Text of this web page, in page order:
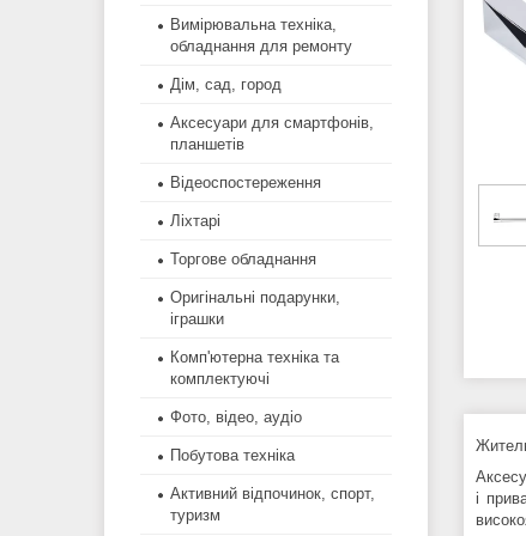
і
Вимірювальна техніка,
обладнання для ремонту
Дім, сад, город
Аксесуари для смартфонів,
планшетів
Відеоспостереження
Ліхтарі
Торгове обладнання
Оригінальні подарунки,
іграшки
Комп'ютерна техніка та
комплектуючі
Фото, відео, аудіо
Побутова техніка
Активний відпочинок, спорт,
туризм